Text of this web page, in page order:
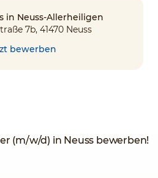
in Neuss-Allerheiligen
7b, 41470 Neuss
bewerben
(m/w/d) in Neuss bewerben!